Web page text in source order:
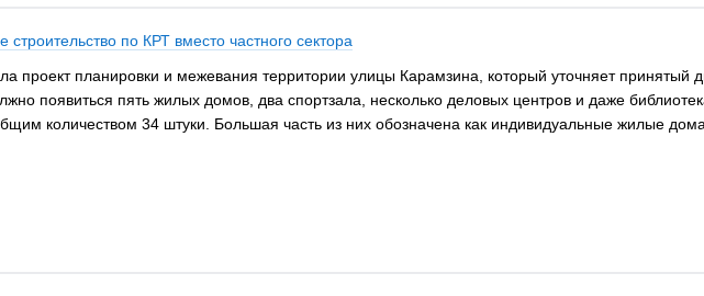
по КРТ вместо частного сектора
проект планировки и межевания территории улицы Карамзина, который уточняет принятый
появиться пять жилых домов, два спортзала, несколько деловых центров и даже
количеством 34 штуки. Большая часть из них обозначена как индивидуальные жилые дома.